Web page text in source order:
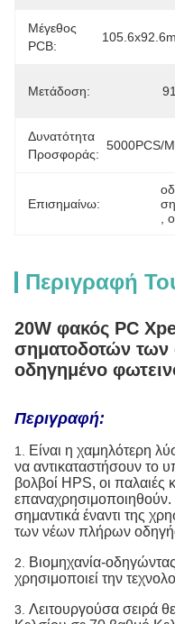
Μέγεθος
PCB:
Μετάδοση:
Δυνατότητα
Προσφοράς:
5000PCS/
Επισημαίνω:
,
Περιγραφή
20W φακός PC
σηματοδοτών των
οδηγημένο
Περιγραφή:
1.
Είναι η χαμηλότερη
να αντικαταστήσουν το
βολβοί HPS, οι παλαιές
επαναχρησιμοποιηθούν.
σημαντικά έναντι της
των νέων πλήρων
2.
Βιομηχανία-
χρησιμοποιεί την
3. Λειτουργούσα σειρά